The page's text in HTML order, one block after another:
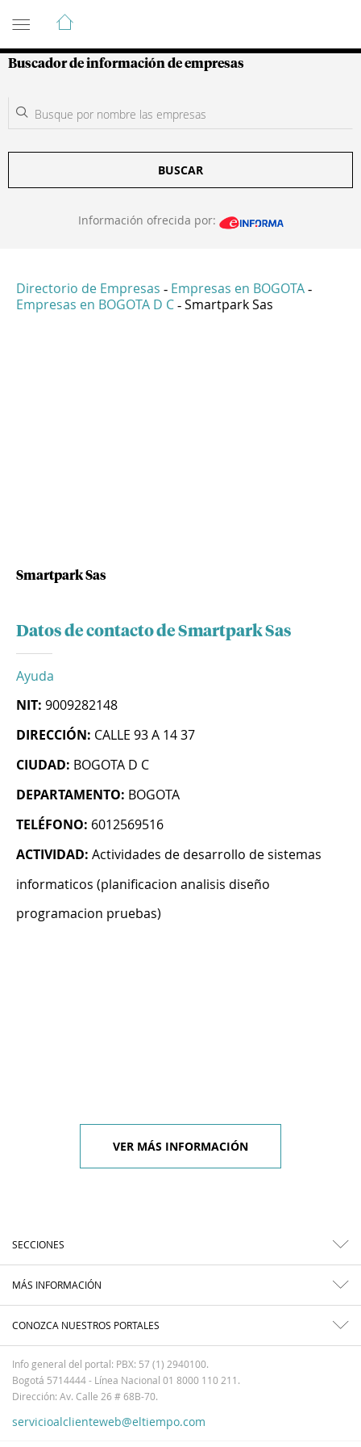
Guía de Empresas Colombianas
Buscador de información de empresas
BUSCAR
Información ofrecida por:
Directorio de Empresas - Empresas en BOGOTA -
Empresas en BOGOTA D C - Smartpark Sas
Smartpark Sas
Datos de contacto de Smartpark Sas
Ayuda
NIT: 9009282148
DIRECCIÓN: CALLE 93 A 14 37
CIUDAD: BOGOTA D C
DEPARTAMENTO: BOGOTA
TELÉFONO: 6012569516
ACTIVIDAD: Actividades de desarrollo de sistemas
informaticos (planificacion analisis diseño
programacion pruebas)
VER MÁS INFORMACIÓN
SECCIONES
MÁS INFORMACIÓN
CONOZCA NUESTROS PORTALES
Info general del portal: PBX: 57 (1) 2940100.
Bogotá 5714444 - Línea Nacional 01 8000 110 211.
Dirección: Av. Calle 26 # 68B-70.
servicioalclienteweb@eltiempo.com